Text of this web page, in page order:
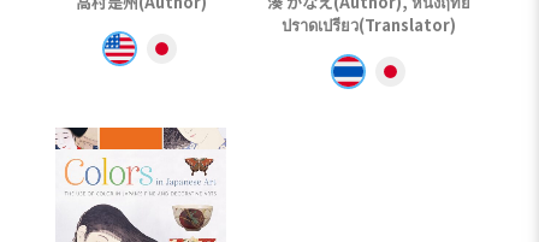
ปราดเปรียว(Translator)